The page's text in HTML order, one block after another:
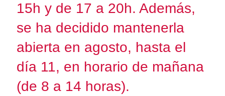
15h y de 17 a 20h. Además,
se ha decidido mantenerla
abierta en agosto, hasta el
día 11, en horario de mañana
(de 8 a 14 horas).